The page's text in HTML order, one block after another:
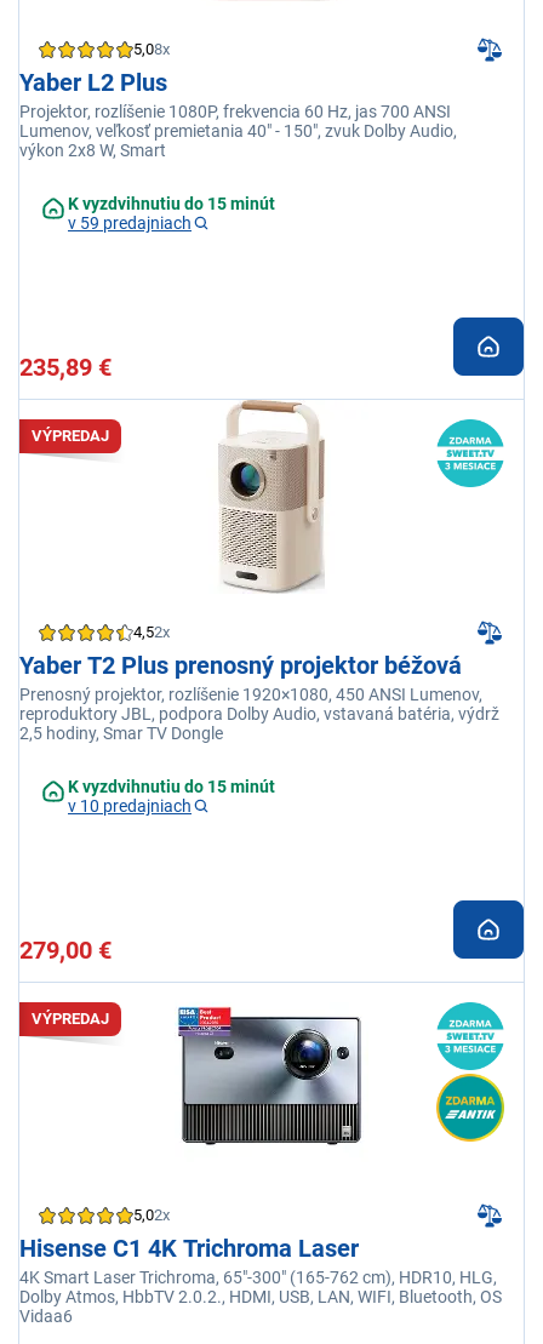
5,08x
Yaber L2 Plus
Projektor, rozlíšenie 1080P, frekvencia 60 Hz, jas 700 ANSI
Lumenov, veľkosť premietania 40" - 150", zvuk Dolby Audio,
výkon 2x8 W, Smart
K vyzdvihnutiu do 15 minút
v 59 predajniach
235,89 €
VÝPREDAJ
4,52x
Yaber T2 Plus prenosný projektor béžová
Prenosný projektor, rozlíšenie 1920×1080, 450 ANSI Lumenov,
reproduktory JBL, podpora Dolby Audio, vstavaná batéria, výdrž
2,5 hodiny, Smar TV Dongle
K vyzdvihnutiu do 15 minút
v 10 predajniach
279,00 €
VÝPREDAJ
5,02x
Hisense C1 4K Trichroma Laser
4K Smart Laser Trichroma, 65"-300" (165-762 cm), HDR10, HLG,
Dolby Atmos, HbbTV 2.0.2., HDMI, USB, LAN, WIFI, Bluetooth, OS
Vidaa6